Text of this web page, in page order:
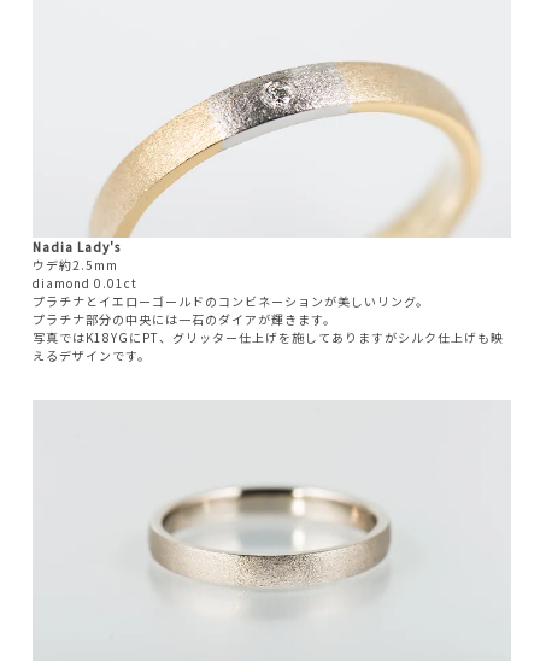
Nadia Lady's
ウデ約2.5mm
diamond 0.01ct
プラチナとイエローゴールドのコンビネーションが美しいリング。
プラチナ部分の中央には一石のダイアが輝きます。
写真ではK18YGにPT、グリッター仕上げを施してありますがシルク仕上げも映
えるデザインです。